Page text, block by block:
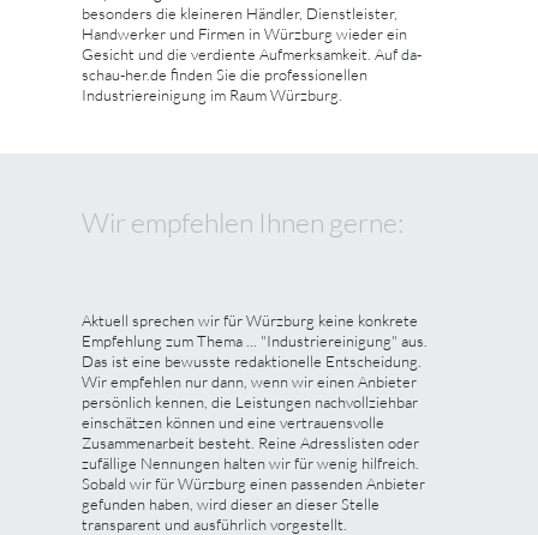
besonders die kleineren Händler, Dienstleister,
Handwerker und Firmen in Würzburg wieder ein
Gesicht und die verdiente Aufmerksamkeit. Auf da-
schau-her.de finden Sie die professionellen
Industriereinigung im Raum Würzburg.
Wir empfehlen Ihnen gerne:
Aktuell sprechen wir für Würzburg keine konkrete
Empfehlung zum Thema ... "Industriereinigung" aus.
Das ist eine bewusste redaktionelle Entscheidung.
Wir empfehlen nur dann, wenn wir einen Anbieter
persönlich kennen, die Leistungen nachvollziehbar
einschätzen können und eine vertrauensvolle
Zusammenarbeit besteht. Reine Adresslisten oder
zufällige Nennungen halten wir für wenig hilfreich.
Sobald wir für Würzburg einen passenden Anbieter
gefunden haben, wird dieser an dieser Stelle
transparent und ausführlich vorgestellt.